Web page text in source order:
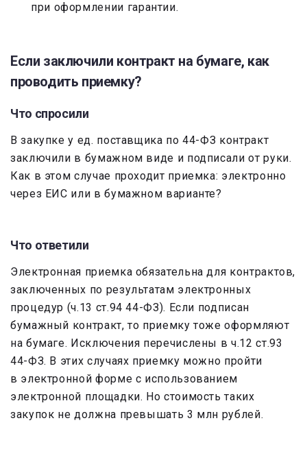
при оформлении гарантии.
Если заключили контракт на бумаге, как
проводить приемку?
Что спросили
В закупке у ед. поставщика по 44-ФЗ контракт
заключили в бумажном виде и подписали от руки.
Как в этом случае проходит приемка: электронно
через ЕИС или в бумажном варианте?
Что ответили
Электронная приемка обязательна для контрактов,
заключенных по результатам электронных
процедур (ч.13 ст.94 44-ФЗ). Если подписан
бумажный контракт, то приемку тоже оформляют
на бумаге. Исключения перечислены в ч.12 ст.93
44-ФЗ. В этих случаях приемку можно пройти
в электронной форме с использованием
электронной площадки. Но стоимость таких
закупок не должна превышать 3 млн рублей.